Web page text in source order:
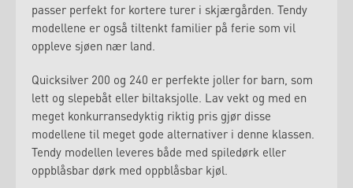
passer perfekt for kortere turer i skjærgården. Tendy
modellene er også tiltenkt familier på ferie som vil
oppleve sjøen nær land.
Quicksilver 200 og 240 er perfekte joller for barn, som
lett og slepebåt eller biltaksjolle. Lav vekt og med en
meget konkurransedyktig riktig pris gjør disse
modellene til meget gode alternativer i denne klassen.
Tendy modellen leveres både med spiledørk eller
oppblåsbar dørk med oppblåsbar kjøl.